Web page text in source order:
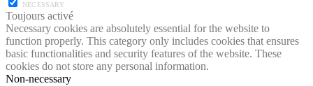
NECESSARY
Toujours activé
Necessary cookies are absolutely essential for the website to
function properly. This category only includes cookies that ensures
basic functionalities and security features of the website. These
cookies do not store any personal information.
Non-necessary